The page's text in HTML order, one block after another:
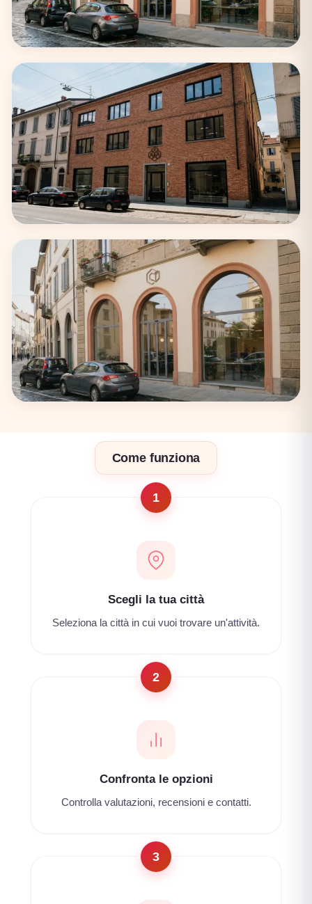
Come funziona
1
Scegli la tua città
Seleziona la città in cui vuoi trovare un'attività.
2
Confronta le opzioni
Controlla valutazioni, recensioni e contatti.
3
Napoli
22 coworking
Bologna
17 coworking